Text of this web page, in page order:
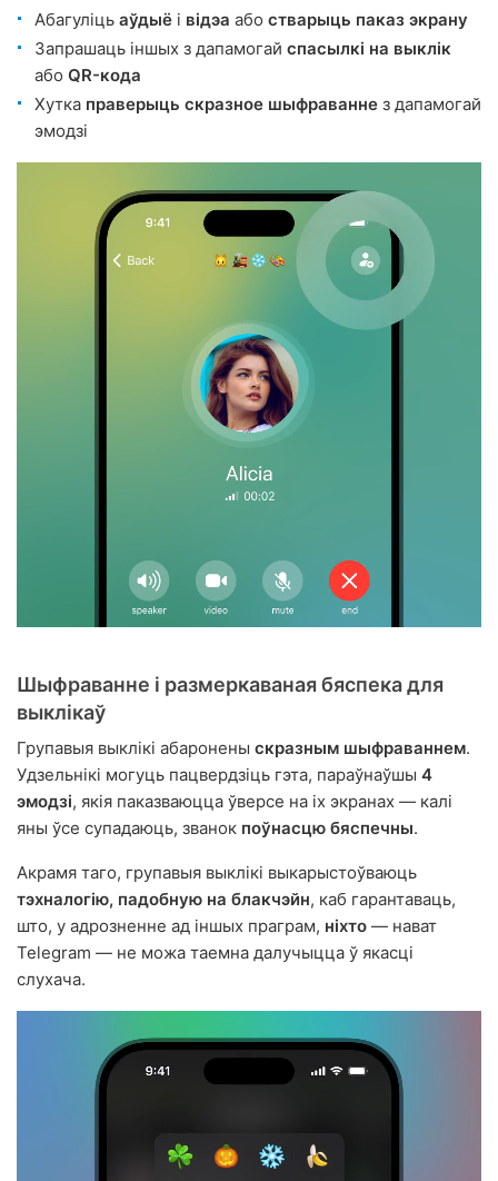
Абагуліць аўдыё і відэа або стварыць паказ экрану
Запрашаць іншых з дапамогай спасылкі на выклік
або QR-кода
Хутка праверыць скразное шыфраванне з дапамогай
эмодзі
Шыфраванне і размеркаваная бяспека для
выклікаў
Групавыя выклікі абаронены скразным шыфраваннем.
Удзельнікі могуць пацвердзіць гэта, параўнаўшы 4
эмодзі, якія паказваюцца ўверсе на іх экранах — калі
яны ўсе супадаюць, званок поўнасцю бяспечны.
Акрамя таго, групавыя выклікі выкарыстоўваюць
тэхналогію, падобную на блакчэйн, каб гарантаваць,
што, у адрозненне ад іншых праграм, ніхто — нават
Telegram — не можа таемна далучыцца ў якасці
слухача.